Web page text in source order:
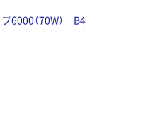
6000（70W） B4